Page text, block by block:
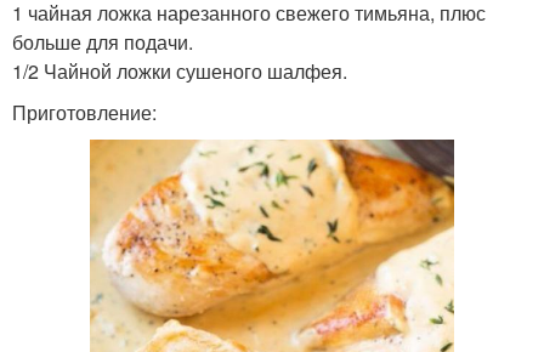
Шуба в духовке Грудка под шубой
Вкусная грудка
Блюда из куриной
грудки
Диетическая грудка Грудка с тыквой
1 чайная ложка нарезанного свежего тимьяна, плюс
больше для подачи.
1/2 Чайной ложки сушеного шалфея.
Приготовление: